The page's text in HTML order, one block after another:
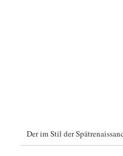
Der im Stil der